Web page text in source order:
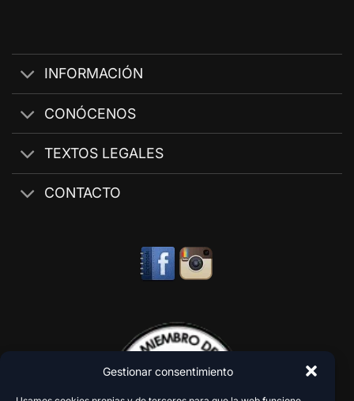
Gestionar consentimiento
INFORMACIÓN
CONÓCENOS
TEXTOS LEGALES
CONTACTO